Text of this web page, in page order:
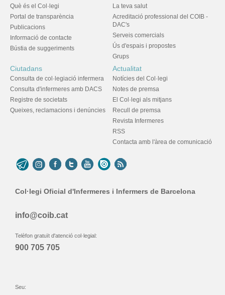
Què és el Col·legi
Portal de transparència
Publicacions
Informació de contacte
Bústia de suggeriments
La teva salut
Acreditació professional del COIB -
DAC's
Serveis comercials
Ús d'espais i propostes
Grups
Ciutadans
Consulta de col·legiació infermera
Consulta d'infermeres amb DACS
Registre de societats
Queixes, reclamacions i denúncies
Actualitat
Notícies del Col·legi
Notes de premsa
El Col·legi als mitjans
Recull de premsa
Revista Infermeres
RSS
Contacta amb l'àrea de comunicació
Col·legi Oficial d'Infermeres i Infermers de Barcelona
info@coib.cat
Telèfon gratuït d'atenció col·legial:
900 705 705
Seu: